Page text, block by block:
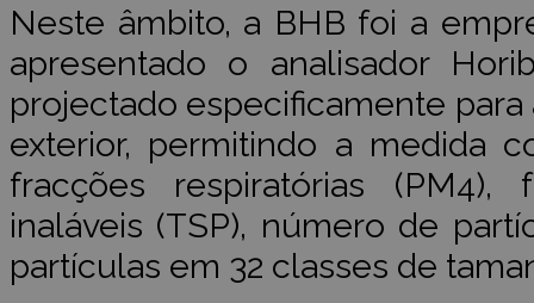
Neste âmbito, a BHB foi a
apresentado o analisador
projectado especificamente
exterior, permitindo a medida
fracções respiratórias (PM4),
inaláveis (TSP), número de
partículas em 32 classes de